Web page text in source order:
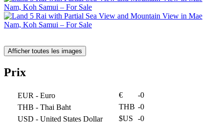
Afficher toutes les images
Prix
EUR - Euro €
-0
THB - Thai Baht THB -0
USD - United States Dollar $US
-0